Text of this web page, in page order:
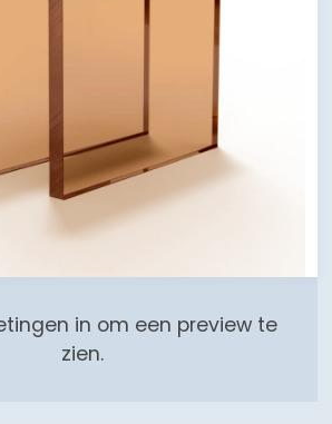
in om een preview te
zien.